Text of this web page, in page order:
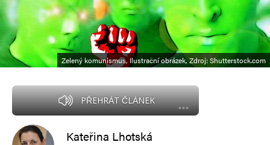
Zelený komunismus, Ilustrační obrázek, Zdroj: Shutterstock.com
PŘEHRÁT ČLÁNEK
Kateřina Lhotská